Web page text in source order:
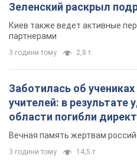
Зеленский раскрыл
Киев также ведет активные
партнерами
3 години тому 2,8 т.
Заботилась об
учителей: в результате
области погибли
муж и внук
Вечная память жертвам
3 години тому 14,5 т.